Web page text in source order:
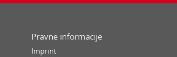
Pravne informacije
Imprint